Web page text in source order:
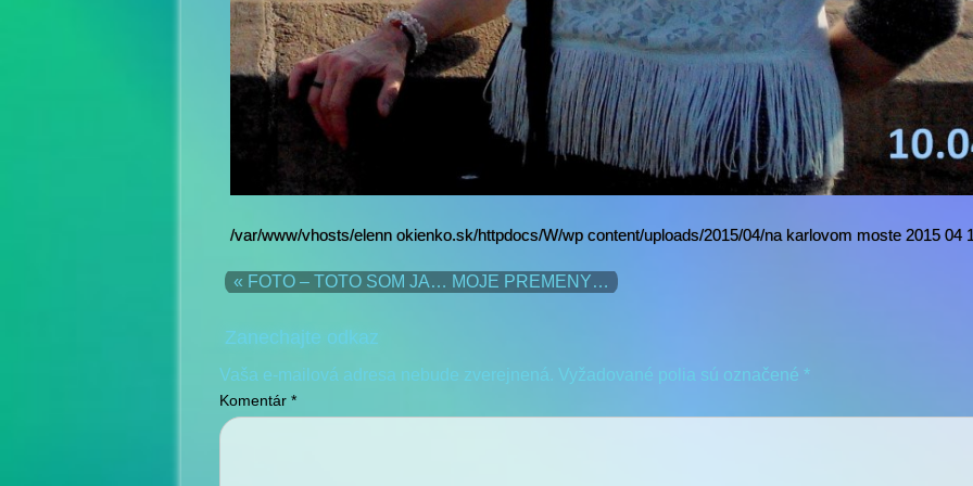
/var/www/vhosts/elenn okienko.sk/httpdocs/W/wp content/uploads/2015/04/na karlovom moste 2015 04
« FOTO – TOTO SOM JA… MOJE PREMENY…
Zanechajte odkaz
Vaša e-mailová adresa nebude zverejnená. Vyžadované polia sú označené *
Komentár *